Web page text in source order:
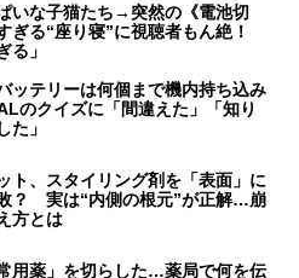
いな子猫たち→突然の《電池切
る“座り寝”に視聴者もん絶！
る」
ッテリーは何個まで機内持ち込み
のクイズに「間違えた」「知り
た」
ト、スタイリング剤を「表面」に
？ 実は“内側の根元”が正解…崩
方とは
用薬」を切らした…薬局で何を伝